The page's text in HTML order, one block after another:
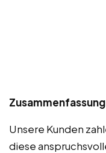
Unsere Kunden
diese